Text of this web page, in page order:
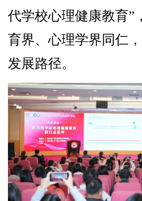
代学校心理健康教育”
育界、心理学界同仁
发展路径。